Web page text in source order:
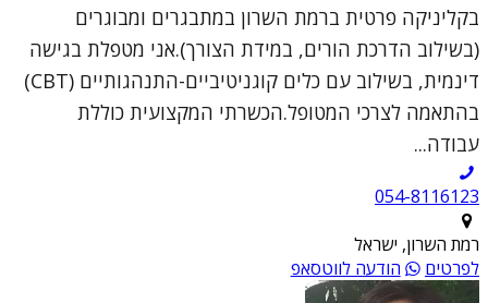
בקליניקה פרטית ברמת השרון במתבגרים ומבוגרים
(בשילוב הדרכת הורים, במידת הצורך).אני מטפלת בגישה
דינמית, בשילוב עם כלים קוגניטיביים-התנהגותיים (CBT)
בהתאמה לצרכי המטופל.הכשרתי המקצועית כוללת
עבודה...
054-8116123
רמת השרון, ישראל
לפרטים
הודעה לווטסאפ